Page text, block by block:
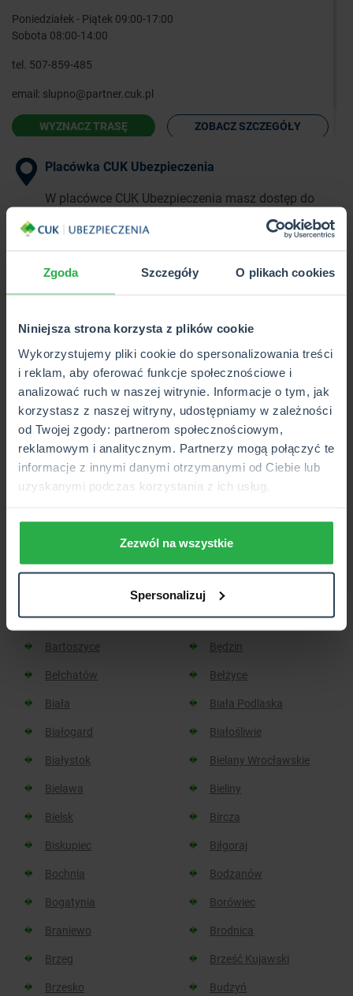
Zgoda Szczegóły O plikach cookies
Niniejsza strona korzysta z plików cookie
Wykorzystujemy pliki cookie do spersonalizowania treści
i reklam, aby oferować funkcje społecznościowe i
analizować ruch w naszej witrynie. Informacje o tym, jak
korzystasz z naszej witryny, udostępniamy w zależności
od Twojej zgody: partnerom społecznościowym,
reklamowym i analitycznym. Partnerzy mogą połączyć te
informacje z innymi danymi otrzymanymi od Ciebie lub
uzyskanymi podczas korzystania z ich usług.
Zezwól na wszystkie
Spersonalizuj
Poniedziałek - Piątek 09:00-17:00
Sobota 08:00-14:00
tel. 507-859-485
email: slupno@partner.cuk.pl
WYZNACZ TRASĘ ZOBACZ SZCZEGÓŁY
Placówka CUK Ubezpieczenia
W placówce CUK Ubezpieczenia masz dostęp do
ubezpieczeniowych w 1 miejscu.
Punkt Partnerski CUK Ubezpieczenia
i kupisz wybrane produkty z pełnej oferty CUK.
Wkrótce otwarcie
Placówka lub Punkt Partnerski CUK Ubezpieczenia,
który wkrótce będzie otwarty.
Sprawdź, w jakich miastach
znajdziesz placówkę CUK:
Aleksandrów Kujawski
Aleksandrów Łódzki
Baborów
Barlinek
Bartoszyce
Będzin
Bełchatów
Bełżyce
Biała
Biała Podlaska
Białogard
Białośliwie
Białystok
Bielany Wrocławskie
Bielawa
Bieliny
Bielsk
Bircza
Biskupiec
Biłgoraj
Bochnia
Bodzanów
Bogatynia
Borówiec
Braniewo
Brodnica
Brzeg
Brześć Kujawski
Brzesko
Budzyń